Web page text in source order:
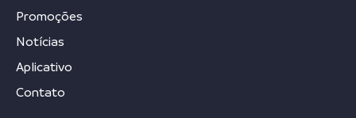
Promoções
Notícias
Aplicativo
Contato